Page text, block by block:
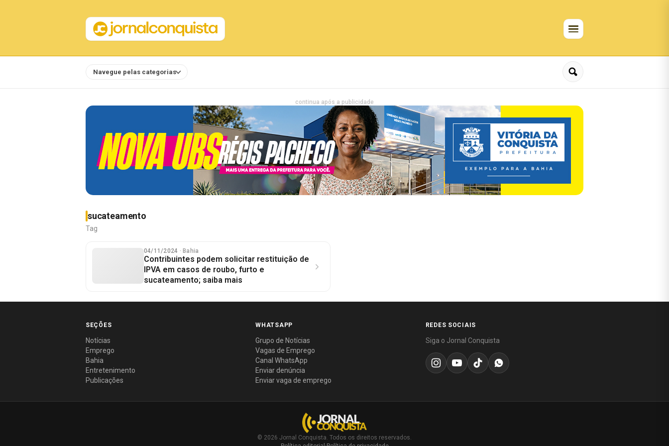
Navegue pelas categorias
continua após a publicidade
sucateamento
Tag
04/11/2024 · Bahia
Contribuintes podem solicitar restituição de
IPVA em casos de roubo, furto e
sucateamento; saiba mais
SEÇÕES
Notícias
Emprego
Bahia
Entretenimento
Publicações
WHATSAPP
Grupo de Notícias
Vagas de Emprego
Canal WhatsApp
Enviar denúncia
Enviar vaga de emprego
REDES SOCIAIS
Siga o Jornal Conquista
© 2026 Jornal Conquista. Todos os direitos reservados.